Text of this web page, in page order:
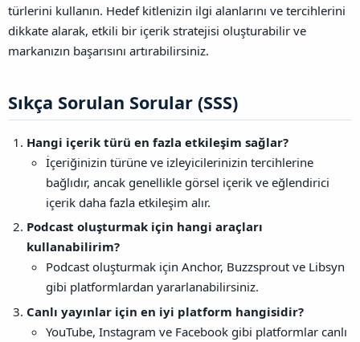
türlerini kullanın. Hedef kitlenizin ilgi alanlarını ve tercihlerini
dikkate alarak, etkili bir içerik stratejisi oluşturabilir ve
markanızın başarısını artırabilirsiniz.
Sıkça Sorulan Sorular (SSS)​
Hangi içerik türü en fazla etkileşim sağlar?
İçeriğinizin türüne ve izleyicilerinizin tercihlerine
bağlıdır, ancak genellikle görsel içerik ve eğlendirici
içerik daha fazla etkileşim alır.
Podcast oluşturmak için hangi araçları
kullanabilirim?
Podcast oluşturmak için Anchor, Buzzsprout ve Libsyn
gibi platformlardan yararlanabilirsiniz.
Canlı yayınlar için en iyi platform hangisidir?
YouTube, Instagram ve Facebook gibi platformlar canlı